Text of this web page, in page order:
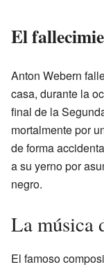
El
Anton Webern
casa, durante la
final de la
mortalmente por
de forma
a su yerno por
negro.
La música
El famoso